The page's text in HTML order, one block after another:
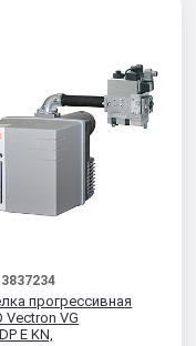
3837234
прогрессивная
Vectron VG
E KN,